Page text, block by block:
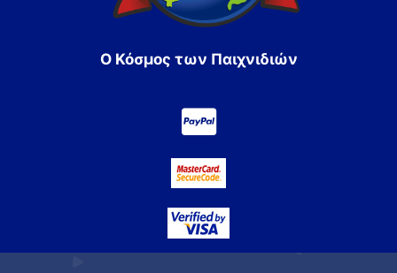
Ο Κόσμος των Παιχνιδιών